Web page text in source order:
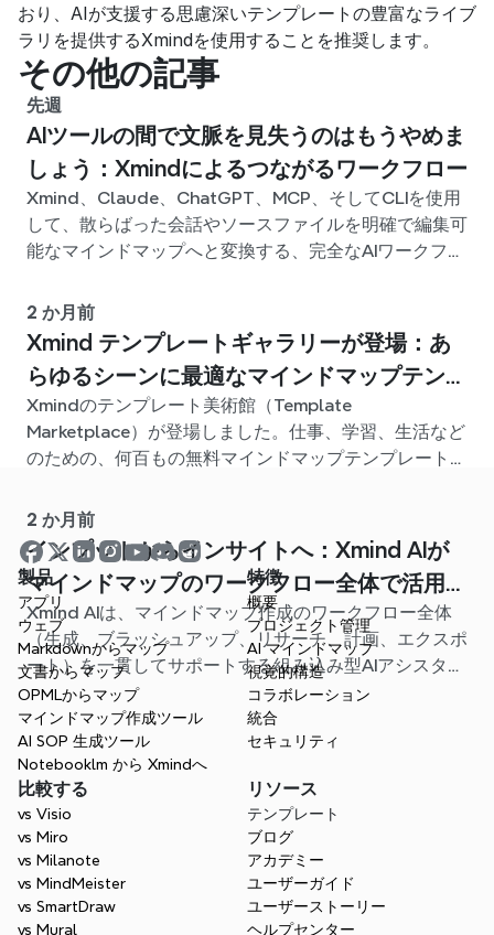
おり、AIが支援する思慮深いテンプレートの豊富なライブ
ラリを提供するXmindを使用することを推奨します。
その他の記事
先週
AIツールの間で文脈を見失うのはもうやめま
しょう：Xmindによるつながるワークフロー
Xmind、Claude、ChatGPT、MCP、そしてCLIを使用
して、散らばった会話やソースファイルを明確で編集可
能なマインドマップへと変換する、完全なAIワークフロ
2 か月前
Xmind テンプレートギャラリーが登場：あ
らゆるシーンに最適なマインドマップテンプ
レートが見つかります
Xmindのテンプレート美術館（Template
Marketplace）が登場しました。仕事、学習、生活など
のための、何百もの無料マインドマップテンプレートが
から始める手間を省きましょう。
2 か月前
インプットからインサイトへ：Xmind AIが
マインドマップのワークフロー全体で活用で
きるようになりました
Xmind AIは、マインドマップ作成のワークフロー全体
（生成、ブラッシュアップ、リサーチ、計画、エクスポ
ート）を一貫してサポートする組み込み型AIアシスタン
トになりました。マップを閉じることなく、これらすべ
ての操作を実行できます。
製品
アプリ
ウェブ
Markdownからマップ
文書からマップ
OPMLからマップ
マインドマップ作成ツール
AI SOP 生成ツール
Notebooklm から Xmindへ
特徴
概要
プロジェクト管理
AI マインドマップ
視覚的構造
コラボレーション
統合
セキュリティ
比較する
vs Visio
vs Miro
vs Milanote
vs MindMeister
vs SmartDraw
vs Mural
リソース
テンプレート
ブログ
アカデミー
ユーザーガイド
ユーザーストーリー
ヘルプセンター